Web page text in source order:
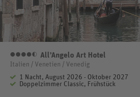
4,5 Sterne
All’Angelo Art Hotel
Italien / Venetien / Venedig
1 Nacht, August 2026 - Oktober 2027
Doppelzimmer Classic, Frühstück